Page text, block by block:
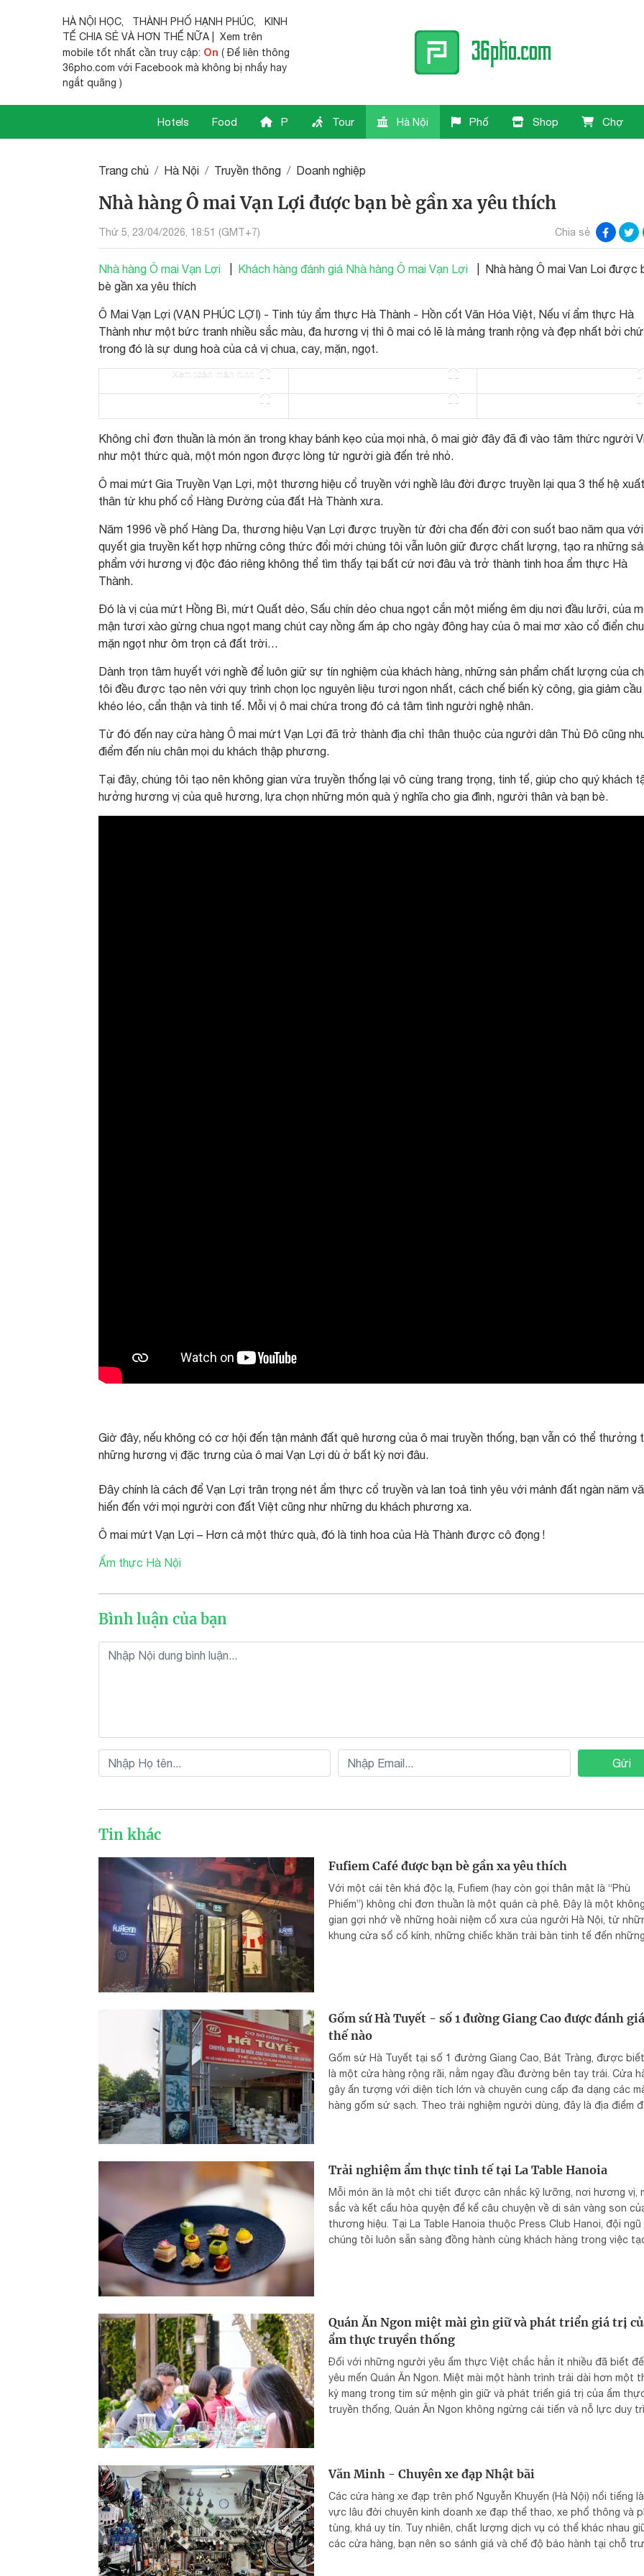
HÀ NỘI HỌC, THÀNH PHỐ HẠNH PHÚC,
KINH
TẾ CHIA SẺ VÀ HƠN THẾ NỮA | Xem trên
mobile tốt nhất cần truy cập: On ( Để liên thông
36pho.com với Facebook mà không bị nhẩy hay
ngắt quãng )
Hotels Food P Tour Hà Nội Phố Shop Chợ
Trang chủ Hà Nội Truyền thông Doanh nghiệp
Nhà hàng Ô mai Vạn Lợi được bạn bè gần xa yêu thích
Thứ 5, 23/04/2026, 18:51 (GMT+7) Chia sẻ
Nhà hàng Ô mai Vạn Lợi Khách hàng đánh giá Nhà hàng Ô mai Vạn Lợi | Nhà hàng Ô mai Van Loi được
bè gần xa yêu thích
Ô Mai Vạn Lợi (VẠN PHÚC LỢI) - Tinh túy ẩm thực Hà Thành - Hồn cốt Văn Hóa Việt, Nếu ví ẩm thực Hà
Thành như một bức tranh nhiều sắc màu, đa hương vị thì ô mai có lẽ là mảng tranh rộng và đẹp nhất bởi
trong đó là sự dung hoà của cả vị chua, cay, mặn, ngọt.
Xem toàn màn hình
Không chỉ đơn thuần là món ăn trong khay bánh kẹo của mọi nhà, ô mai giờ đây đã đi vào tâm thức người
như một thức quà, một món ngon được lòng từ người già đến trẻ nhỏ.
Ô mai mứt Gia Truyền Vạn Lợi, một thương hiệu cổ truyền với nghề lâu đời được truyền lại qua 3 thế hệ xuất
thân từ khu phố cổ Hàng Đường của đất Hà Thành xưa.
Năm 1996 về phố Hàng Da, thương hiệu Vạn Lợi được truyền từ đời cha đến đời con suốt bao năm qua
quyết gia truyền kết hợp những công thức đổi mới chúng tôi vẫn luôn giữ được chất lượng, tạo ra những
phẩm với hương vị độc đáo riêng không thể tìm thấy tại bất cứ nơi đâu và trở thành tinh hoa ẩm thực Hà
Thành.
Đó là vị của mứt Hồng Bì, mứt Quất dẻo, Sấu chín dẻo chua ngọt cắn một miếng êm dịu nơi đầu lưỡi, của
mận tươi xào gừng chua ngọt mang chút cay nồng ấm áp cho ngày đông hay của ô mai mơ xào cổ điển
mặn ngọt như ôm trọn cả đất trời…
Dành trọn tâm huyết với nghề để luôn giữ sự tín nghiệm của khách hàng, những sản phẩm chất lượng của
tôi đều được tạo nên với quy trình chọn lọc nguyên liệu tươi ngon nhất, cách chế biến kỳ công, gia giảm cầu
khéo léo, cẩn thận và tinh tế. Mỗi vị ô mai chứa trong đó cả tâm tình người nghệ nhân.
Từ đó đến nay cửa hàng Ô mai mứt Vạn Lợi đã trở thành địa chỉ thân thuộc của người dân Thủ Đô cũng
điểm đến níu chân mọi du khách thập phương.
Tại đây, chúng tôi tạo nên không gian vừa truyền thống lại vô cùng trang trọng, tinh tế, giúp cho quý khách
hưởng hương vị của quê hương, lựa chọn những món quà ý nghĩa cho gia đình, người thân và bạn bè.
Giờ đây, nếu không có cơ hội đến tận mảnh đất quê hương của ô mai truyền thống, bạn vẫn có thể thưởng
những hương vị đặc trưng của ô mai Vạn Lợi dù ở bất kỳ nơi đâu.
Đây chính là cách để Vạn Lợi trân trọng nét ẩm thực cổ truyền và lan toả tình yêu với mảnh đất ngàn năm
hiến đến với mọi người con đất Việt cũng như những du khách phương xa.
Ô mai mứt Vạn Lợi – Hơn cả một thức quà, đó là tinh hoa của Hà Thành được cô đọng !
Ẩm thực Hà Nội
Bình luận của bạn
Gửi
Tin khác
Fufiem Café được bạn bè gần xa yêu thích
Với một cái tên khá độc lạ, Fufiem (hay còn gọi thân mật là “Phù
Phiếm”) không chỉ đơn thuần là một quán cà phê. Đây là một
gian gợi nhớ về những hoài niệm cổ xưa của người Hà Nội, từ
khung cửa sổ cổ kính, những chiếc khăn trải bàn tinh tế đến
Gốm sứ Hà Tuyết - số 1 đường Giang Cao được đánh giá
thế nào
Gốm sứ Hà Tuyết tại số 1 đường Giang Cao, Bát Tràng, được
là một cửa hàng rộng rãi, nằm ngay đầu đường bên tay trái. Cửa
gây ấn tượng với diện tích lớn và chuyên cung cấp đa dạng các
hàng gốm sứ sạch. Theo trải nghiệm người dùng, đây là địa điểm
Trải nghiệm ẩm thực tinh tế tại La Table Hanoia
Mỗi món ăn là một chi tiết được cân nhắc kỹ lưỡng, nơi hương vị,
sắc và kết cấu hòa quyện để kể câu chuyện về di sản vàng son
thương hiệu. Tại La Table Hanoia thuộc Press Club Hanoi, đội ngũ
chúng tôi luôn sẵn sàng đồng hành cùng khách hàng trong việc
Quán Ăn Ngon miệt mài gìn giữ và phát triển giá trị
ẩm thực truyền thống
Đối với những người yêu ẩm thực Việt chắc hẳn ít nhiều đã biết
yêu mến Quán Ăn Ngon. Miệt mài một hành trình trải dài hơn một
kỷ mang trong tim sứ mệnh gìn giữ và phát triển giá trị của ẩm
truyền thống, Quán Ăn Ngon không ngừng cải tiến và nỗ lực duy trì
Văn Minh - Chuyên xe đạp Nhật bãi
Các cửa hàng xe đạp trên phố Nguyễn Khuyến (Hà Nội) nổi tiếng
vực lâu đời chuyên kinh doanh xe đạp thể thao, xe phổ thông và
tùng, khá uy tín. Tuy nhiên, chất lượng dịch vụ có thể khác nhau
các cửa hàng, bạn nên so sánh giá và chế độ bảo hành tại chỗ